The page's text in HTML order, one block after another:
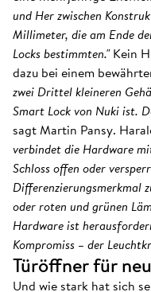
und Her zwischen
Millimeter, die am Ende
Locks bestimmten."Kein
dazu bei einem
zwei Drittel kleineren
Smart Lock von Nuki ist.
sagt Martin Pansy.
verbindet die Hardware
Schloss offen oder
Differenzierungsmerkmal
oder roten und grünen
Hardware ist
Kompromiss – der
Türöffner für
Und wie stark hat sich